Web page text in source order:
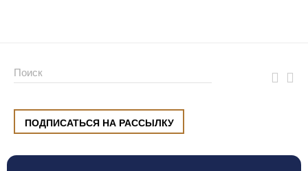
ПОДПИСАТЬСЯ НА РАССЫЛКУ
ул. Малышева, 8, Екатеринбург